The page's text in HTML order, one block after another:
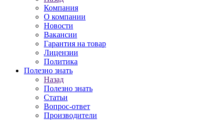
Компания
О компании
Новости
Вакансии
Гарантия на товар
Лицензии
Политика
Полезно знать
Назад
Полезно знать
Статьи
Вопрос-ответ
Производители